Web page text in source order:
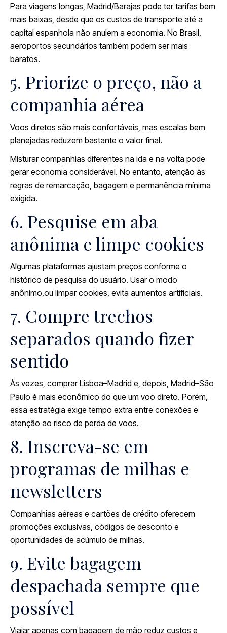
Para viagens longas, Madrid/Barajas pode ter tarifas bem
mais baixas, desde que os custos de transporte até a
capital espanhola não anulem a economia. No Brasil,
aeroportos secundários também podem ser mais
baratos.
5. Priorize o preço, não a
companhia aérea
Voos diretos são mais confortáveis, mas escalas bem
planejadas reduzem bastante o valor final.
Misturar companhias diferentes na ida e na volta pode
gerar economia considerável. No entanto, atenção às
regras de remarcação, bagagem e permanência mínima
exigida.
6. Pesquise em aba
anônima e limpe cookies
Algumas plataformas ajustam preços conforme o
histórico de pesquisa do usuário. Usar o modo
anônimo,ou limpar cookies, evita aumentos artificiais.
7. Compre trechos
separados quando fizer
sentido
Às vezes, comprar Lisboa–Madrid e, depois, Madrid–São
Paulo é mais econômico do que um voo direto. Porém,
essa estratégia exige tempo extra entre conexões e
atenção ao risco de perda de voos.
8. Inscreva-se em
programas de milhas e
newsletters
Companhias aéreas e cartões de crédito oferecem
promoções exclusivas, códigos de desconto e
oportunidades de acúmulo de milhas.
9. Evite bagagem
despachada sempre que
possível
Viajar apenas com bagagem de mão reduz custos e